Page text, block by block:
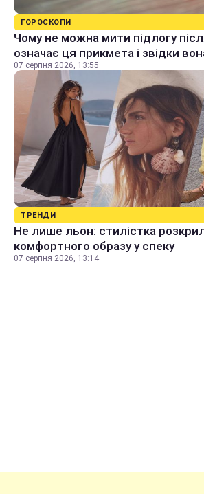
ГОРОСКОПИ
Чому не можна мити підлогу
означає ця прикмета і звідки
07 серпня 2026, 13:55
ТРЕНДИ
Не лише льон: стилістка
комфортного образу у спеку
07 серпня 2026, 13:14